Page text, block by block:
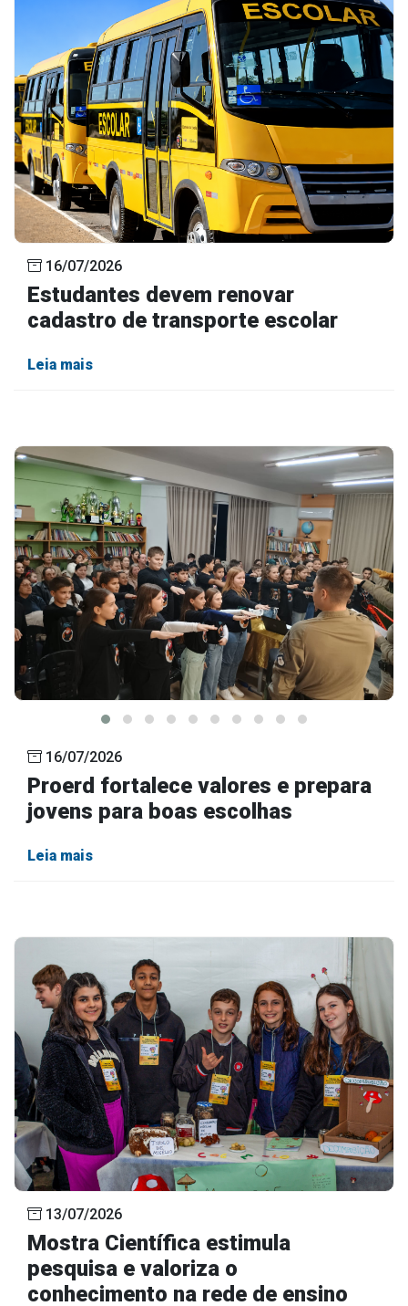
16/07/2026
Estudantes devem renovar
cadastro de transporte escolar
Leia mais
16/07/2026
Proerd fortalece valores e prepara
jovens para boas escolhas
Leia mais
13/07/2026
Mostra Científica estimula
pesquisa e valoriza o
conhecimento na rede de ensino